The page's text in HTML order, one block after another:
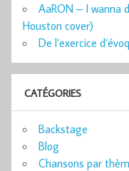
AaRON – I wanna
Houston cover)
De l’exercice
CATÉGORIES
Backstage
Blog
Chansons par